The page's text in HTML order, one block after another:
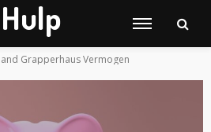
Grapperhaus Vermogen